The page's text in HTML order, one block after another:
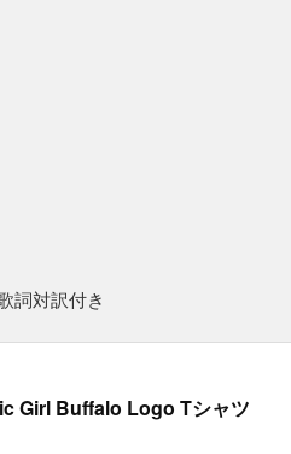
詞対訳付き
Girl Buffalo Logo Tシャツ